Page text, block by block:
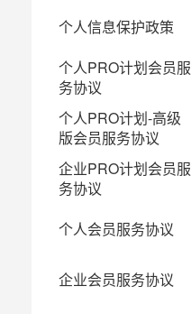
个人信息保护政策
个人PRO计划会员服
务协议
个人PRO计划-高级
版会员服务协议
企业PRO计划会员服
务协议
个人会员服务协议
企业会员服务协议